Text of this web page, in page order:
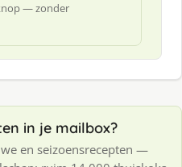
— zonder
in je mailbox?
en seizoensrecepten —